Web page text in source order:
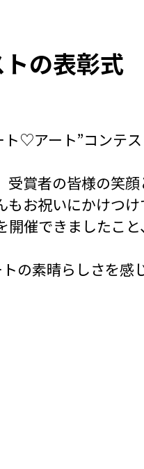
の表彰式
♡アート”コンテ
賞者の皆様の笑
お祝いにかけつけ
催できましたこ
の素晴らしさを感